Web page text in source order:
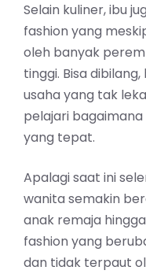
Selain kuliner, ibu
fashion yang
oleh banyak
tinggi. Bisa
usaha yang tak
pelajari
yang tepat.
Apalagi saat ini
wanita semakin
anak remaja
fashion yang
dan tidak terpaut